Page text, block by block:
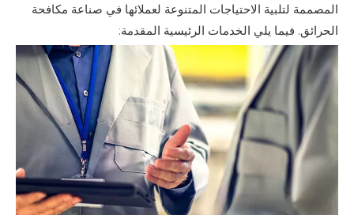
المصممة لتلبية الاحتياجات المتنوعة لعملائها في صناعة مكافحة
الحرائق. فيما يلي الخدمات الرئيسية المقدمة: